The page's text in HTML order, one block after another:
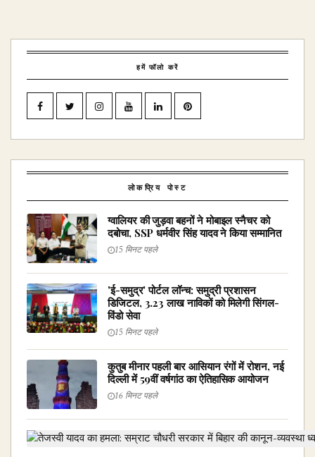
हमें फॉलो करें
लोकप्रिय पोस्ट
ग्वालियर की जुड़वा बहनों ने मोबाइल स्नैचर को
दबोचा, SSP धर्मवीर सिंह यादव ने किया सम्मानित
15 मिनट पहले
'ई-समुद्र' पोर्टल लॉन्च: समुद्री प्रशासन
डिजिटल, 3.23 लाख नाविकों को मिलेगी सिंगल-
विंडो सेवा
15 मिनट पहले
कुतुब मीनार पहली बार आसियान रंगों में रोशन, नई
दिल्ली में 59वीं वर्षगांठ का ऐतिहासिक आयोजन
16 मिनट पहले